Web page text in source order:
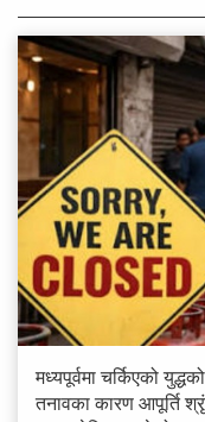
मध्यपूर्वमा चर्किएको
तनावका कारण आपूर्ति